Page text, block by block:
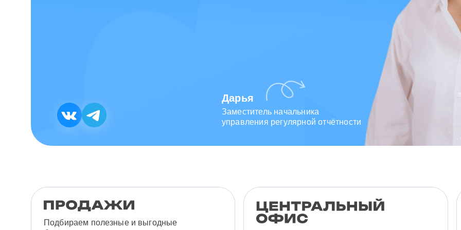
Дарья
Заместитель начальника
управления регулярной отчётности
Подбираем полезные и выгодные